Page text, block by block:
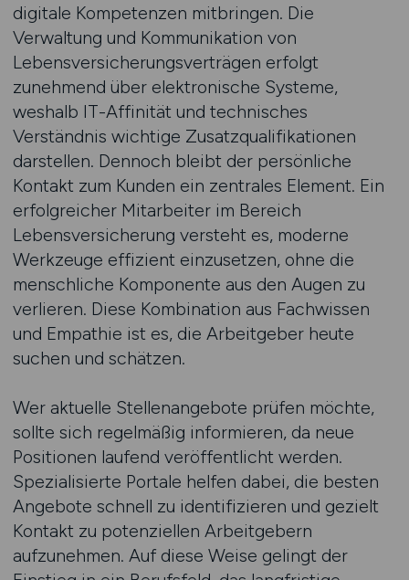
digitale Kompetenzen mitbringen. Die
Verwaltung und Kommunikation von
Lebensversicherungsverträgen erfolgt
zunehmend über elektronische Systeme,
weshalb IT-Affinität und technisches
Verständnis wichtige Zusatzqualifikationen
darstellen. Dennoch bleibt der persönliche
Kontakt zum Kunden ein zentrales Element. Ein
erfolgreicher Mitarbeiter im Bereich
Lebensversicherung versteht es, moderne
Werkzeuge effizient einzusetzen, ohne die
menschliche Komponente aus den Augen zu
verlieren. Diese Kombination aus Fachwissen
und Empathie ist es, die Arbeitgeber heute
suchen und schätzen.
Wer aktuelle Stellenangebote prüfen möchte,
sollte sich regelmäßig informieren, da neue
Positionen laufend veröffentlicht werden.
Spezialisierte Portale helfen dabei, die besten
Angebote schnell zu identifizieren und gezielt
Kontakt zu potenziellen Arbeitgebern
aufzunehmen. Auf diese Weise gelingt der